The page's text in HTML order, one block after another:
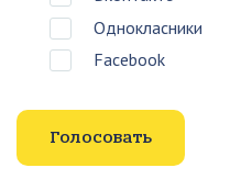
Однокласники
Facebook